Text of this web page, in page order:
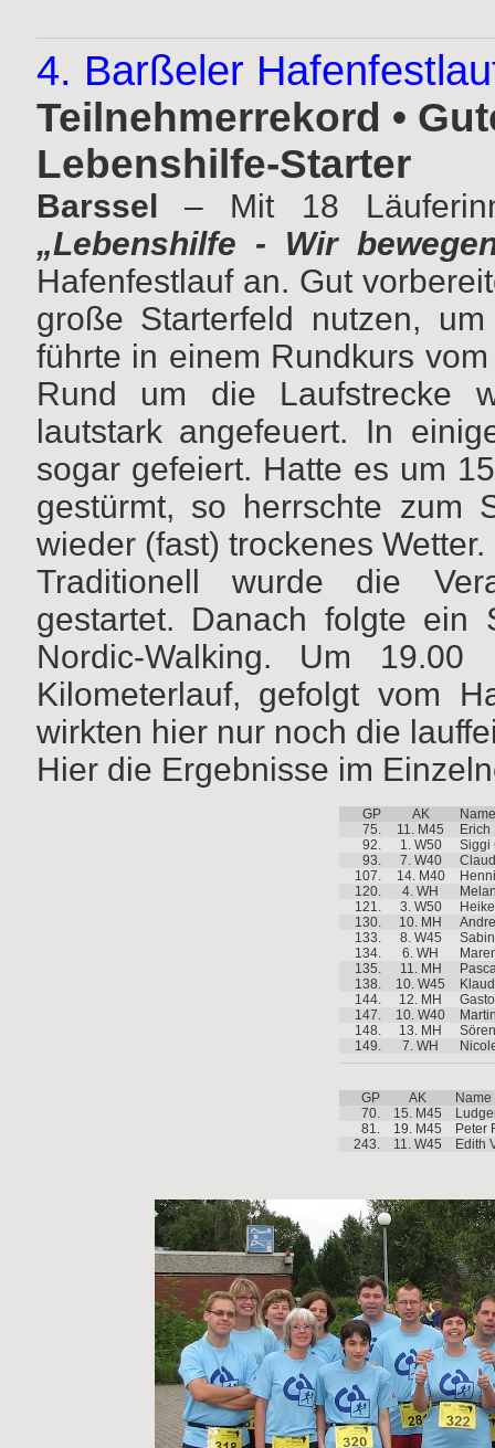
4. Barßeler
Teilnehmerrekord •
Lebenshilfe-Starter
Barssel – Mit 18
„Lebenshilfe - Wir
Hafenfestlauf an. Gut
große Starterfeld nutzen,
führte in einem Rundkurs
Rund um die Laufstrecke
lautstark angefeuert. In
sogar gefeiert. Hatte es um
gestürmt, so herrschte zum
wieder (fast) trockenes Wetter.
Traditionell wurde die
gestartet. Danach folgte ein
Nordic-Walking. Um
Kilometerlauf, gefolgt vom
wirkten hier nur noch die
Hier die Ergebnisse im
GP AK
Name
75.
11. M45
92.
1. W50
Siggi
93.
7. W40
107.
14. M40
120.
4. WH
121.
3. W50
130.
10. MH
133.
8. W45
134.
6. WH
135.
11. MH
138.
10. W45
144.
12. MH
147.
10. W40
148.
13. MH
149.
7. WH
GP AK
Name
70.
15. M45
81.
19. M45
Peter
243.
11. W45 Edith